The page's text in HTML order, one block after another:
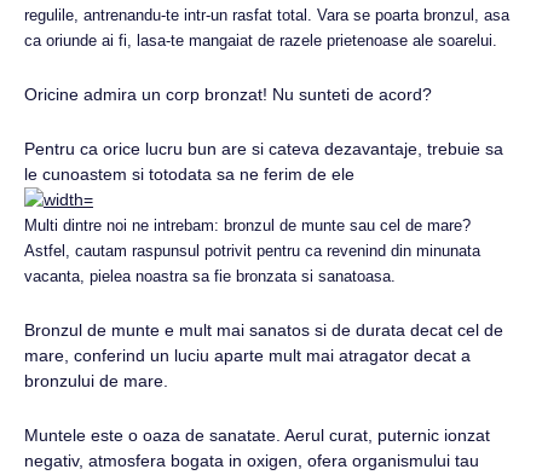
regulile, antrenandu-te intr-un rasfat total. Vara se poarta bronzul, asa
ca oriunde ai fi, lasa-te mangaiat de razele prietenoase ale soarelui.
Oricine admira un corp bronzat! Nu sunteti de acord?
Pentru ca orice lucru bun are si cateva dezavantaje, trebuie sa
le cunoastem si totodata sa ne ferim de ele
Multi dintre noi ne intrebam: bronzul de munte sau cel de mare?
Astfel, cautam raspunsul potrivit pentru ca revenind din minunata
vacanta, pielea noastra sa fie bronzata si sanatoasa.
Bronzul de munte e mult mai sanatos si de durata decat cel de
mare, conferind un luciu aparte mult mai atragator decat a
bronzului de mare.
Muntele este o oaza de sanatate. Aerul curat, puternic ionzat
negativ, atmosfera bogata in oxigen, ofera organismului tau